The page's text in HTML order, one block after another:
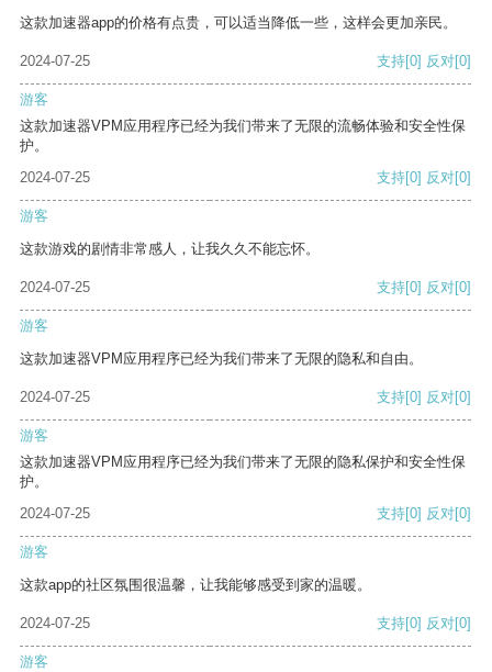
这款加速器app的价格有点贵，可以适当降低一些，这样会更加亲民。
2024-07-25 支持[0] 反对[0]
游客
这款加速器VPM应用程序已经为我们带来了无限的流畅体验和安全性保
护。
2024-07-25
支持[0] 反对[0]
游客
这款游戏的剧情非常感人，让我久久不能忘怀。
2024-07-25 支持[0] 反对[0]
游客
这款加速器VPM应用程序已经为我们带来了无限的隐私和自由。
2024-07-25 支持[0] 反对[0]
游客
这款加速器VPM应用程序已经为我们带来了无限的隐私保护和安全性保
护。
2024-07-25
支持[0] 反对[0]
游客
这款app的社区氛围很温馨，让我能够感受到家的温暖。
2024-07-25 支持[0] 反对[0]
游客